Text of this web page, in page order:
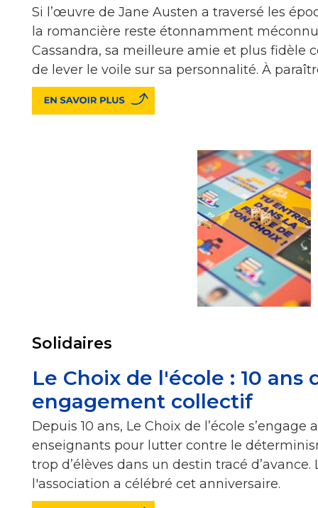
Si l’œuvre de Jane Austen a traversé les
la romancière reste étonnamment
Cassandra, sa meilleure amie et plus fidèle
de lever le voile sur sa personnalité. À
Solidaires
Le Choix de l'école : 10 ans
engagement collectif
Depuis 10 ans, Le Choix de l’école s’engage
enseignants pour lutter contre le
trop d’élèves dans un destin tracé d’avance.
l'association a célébré cet anniversaire.